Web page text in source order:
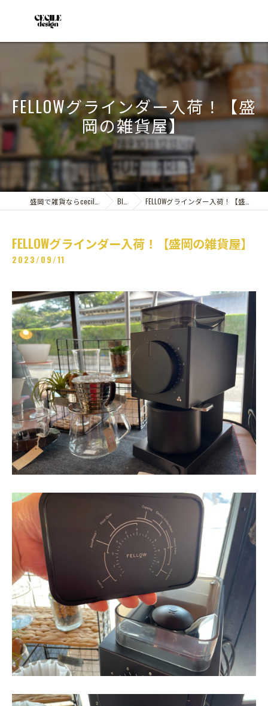
FELLOWグラインダー入荷！【盛
岡の雑貨屋】
Blog FELLOWグラインダー入荷！【盛岡の雑貨屋】
FELLOWグラインダー入荷！【盛岡の雑貨屋】
2023/09/11